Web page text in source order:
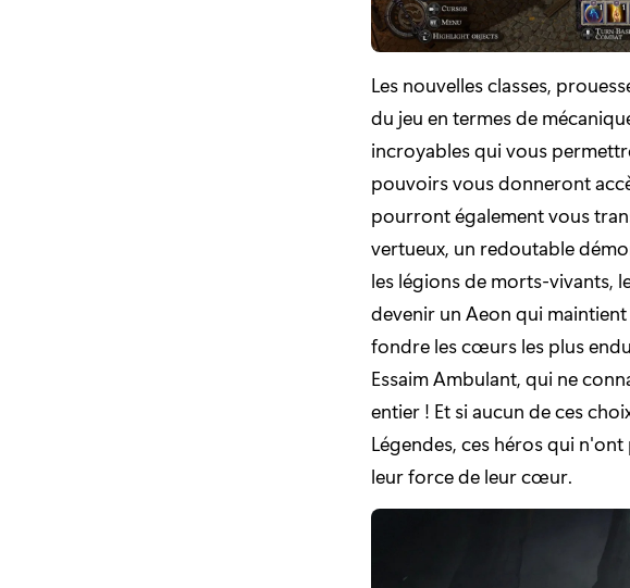
Les nouvelles classes,
du jeu en termes de
incroyables qui vous
pouvoirs vous donneront
pourront également vous
vertueux, un redoutable
les légions de morts-vivants,
devenir un Aeon qui
fondre les cœurs les plus
Essaim Ambulant, qui ne
entier ! Et si aucun de ces
Légendes, ces héros qui
leur force de leur cœur.